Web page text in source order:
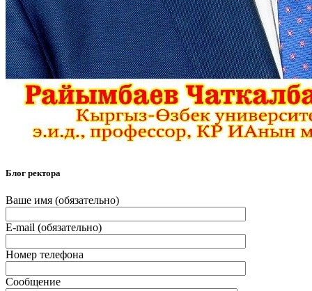
Блог ректора
Ваше имя (обязательно)
E-mail (обязательно)
Номер телефона
Сообщение